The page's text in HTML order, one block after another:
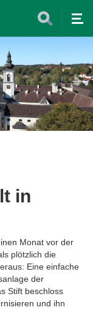
in
Monat vor der
plötzlich die
Eine einfache
der
Stift beschloss
und ihn